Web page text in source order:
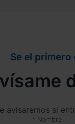
Se el
avisaremos si
Nombre